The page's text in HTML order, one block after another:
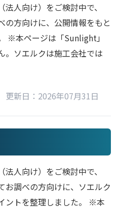
人向け）をご検討中で、
の方向けに、公開情報をもと
※本ページは「Sunlight」
。ソエルクは施工会社では
更新日：2026年07月31日
人向け）をご検討中で、
お調べの方向けに、ソエルク
ントを整理しました。 ※本